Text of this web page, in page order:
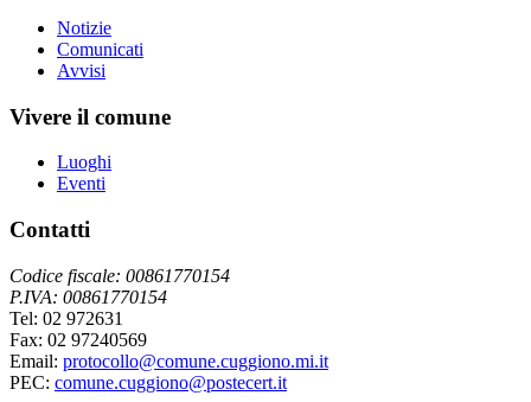
Notizie
Comunicati
Avvisi
Vivere il comune
Luoghi
Eventi
Contatti
Codice fiscale: 00861770154
P.IVA: 00861770154
Tel: 02 972631
Fax: 02 97240569
Email: protocollo@comune.cuggiono.mi.it
PEC: comune.cuggiono@postecert.it